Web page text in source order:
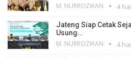
M. NURROZIKAN 4
Jateng Siap Cetak
Usung…
M. NURROZIKAN 4